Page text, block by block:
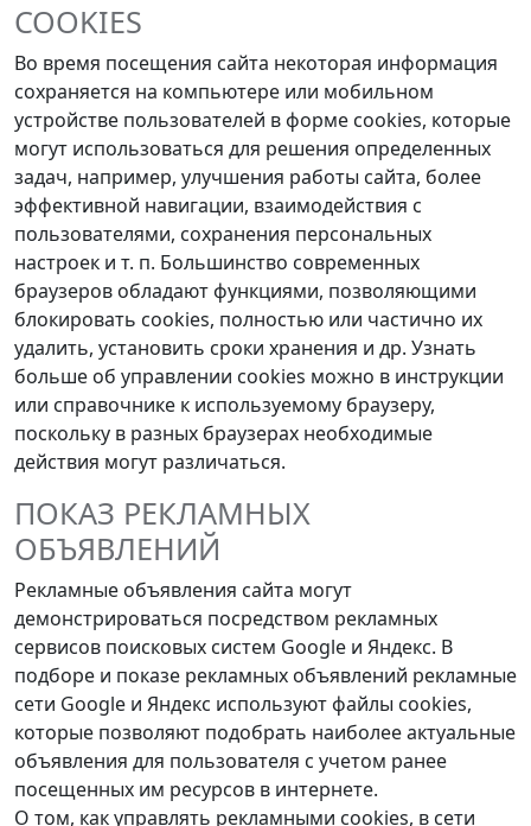
COOKIES
Во время посещения сайта некоторая информация
сохраняется на компьютере или мобильном
устройстве пользователей в форме cookies, которые
могут использоваться для решения определенных
задач, например, улучшения работы сайта, более
эффективной навигации, взаимодействия с
пользователями, сохранения персональных
настроек и т. п. Большинство современных
браузеров обладают функциями, позволяющими
блокировать cookies, полностью или частично их
удалить, установить сроки хранения и др. Узнать
больше об управлении cookies можно в инструкции
или справочнике к используемому браузеру,
поскольку в разных браузерах необходимые
действия могут различаться.
ПОКАЗ РЕКЛАМНЫХ
ОБЪЯВЛЕНИЙ
Рекламные объявления сайта могут
демонстрироваться посредством рекламных
сервисов поисковых систем Google и Яндекс. В
подборе и показе рекламных объявлений рекламные
сети Google и Яндекс используют файлы cookies,
которые позволяют подобрать наиболее актуальные
объявления для пользователя с учетом ранее
посещенных им ресурсов в интернете.
О том, как управлять рекламными cookies, в сети